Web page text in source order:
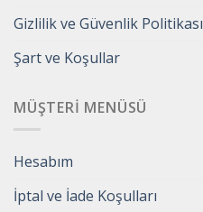
Gizlilik ve Güvenlik Politikası
Şart ve Koşullar
MÜŞTERI MENÜSÜ
Hesabım
İptal ve İade Koşulları